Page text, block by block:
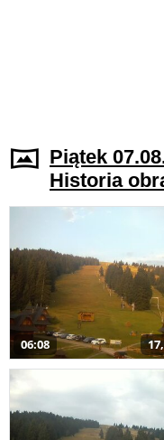
Piątek
Historia
06:08